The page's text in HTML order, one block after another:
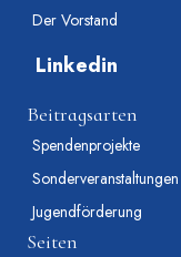
Der Vorstand
Linkedin
Beitragsarten
Spendenprojekte
Sonderveranstaltungen
Jugendförderung
Seiten